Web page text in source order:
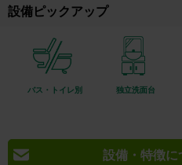
設備ピックアップ
バス・トイレ別 独立洗面台
設備・特徴に